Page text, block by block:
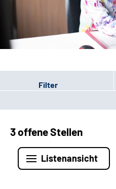
Leichte Sprache
Gebärdensprache
Filter
3 offene Stellen
Listenansicht